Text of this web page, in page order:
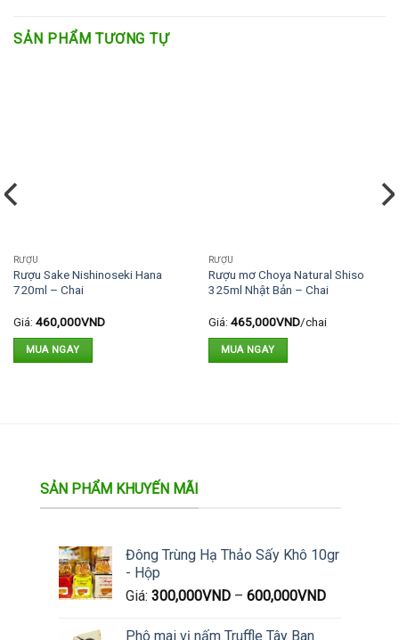
SẢN PHẨM TƯƠNG TỰ
RƯỢU
Rượu Sake Nishinoseki Hana
720ml – Chai
Giá: 460,000VND
MUA NGAY
RƯỢU
Rượu mơ Choya Natural Shiso
325ml Nhật Bản – Chai
Giá: 465,000VND/chai
MUA NGAY
SẢN PHẨM KHUYẾN MÃI
Đông Trùng Hạ Thảo Sấy Khô 10gr
- Hộp
Giá: 300,000VND– 600,000VND
Phô mai vị nấm Truffle Tây Ban